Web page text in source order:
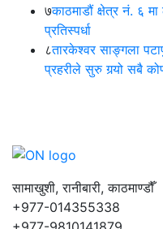
७काठमाडौं क्षेत्र नं. ६
प्रतिस्पर्धा
८तारकेश्वर साङ्गला
प्रहरीले सुरु गर्‍यो सबै
सामाखुशी, रानीबारी, काठमाण्डौँ
+977-014355338